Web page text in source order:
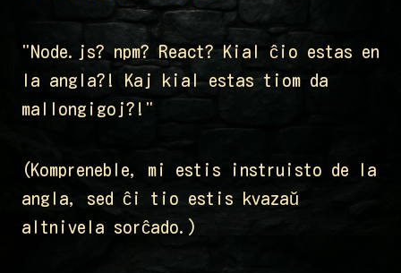
"Node.js? npm? React? Kial ĉio estas en
la angla?! Kaj kial estas tiom da
mallongigoj?!"
(Kompreneble, mi estis instruisto de la
angla, sed ĉi tio estis kvazaŭ
altnivela sorĉado.)